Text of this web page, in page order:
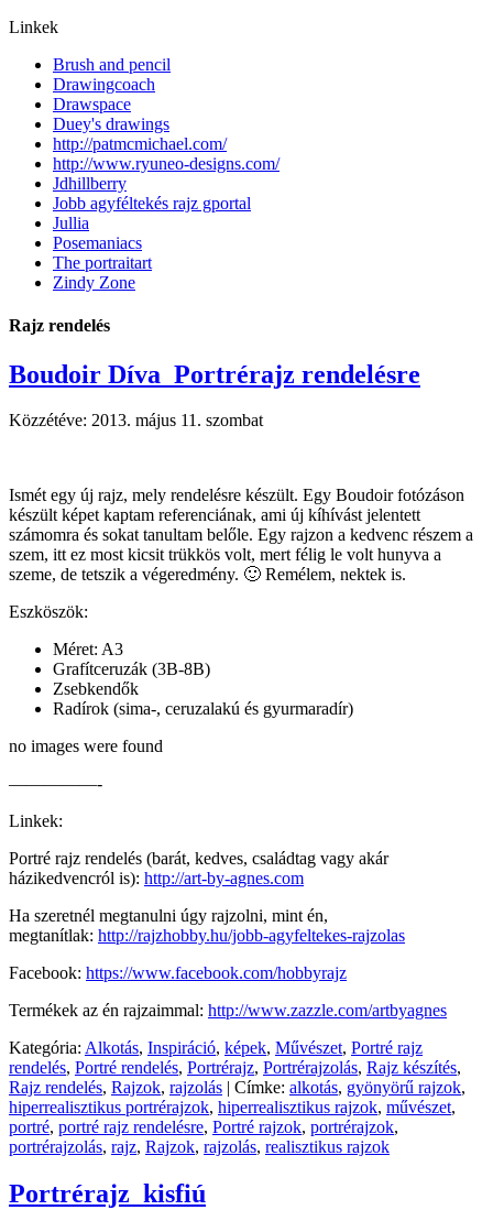
Linkek
Brush and pencil
Drawingcoach
Drawspace
Duey's drawings
http://patmcmichael.com/
http://www.ryuneo-designs.com/
Jdhillberry
Jobb agyféltekés rajz gportal
Jullia
Posemaniacs
The portraitart
Zindy Zone
Rajz rendelés
Boudoir Díva_Portrérajz rendelésre
Közzétéve: 2013. május 11. szombat
Ismét egy új rajz, mely rendelésre készült. Egy Boudoir fotózáson
készült képet kaptam referenciának, ami új kíhívást jelentett
számomra és sokat tanultam belőle. Egy rajzon a kedvenc részem a
szem, itt ez most kicsit trükkös volt, mert félig le volt hunyva a
szeme, de tetszik a végeredmény. 🙂 Remélem, nektek is.
Eszköszök:
Méret: A3
Grafítceruzák (3B-8B)
Zsebkendők
Radírok (sima-, ceruzalakú és gyurmaradír)
no images were found
—————-
Linkek:
Portré rajz rendelés (barát, kedves, családtag vagy akár
házikedvencról is): http://art-by-agnes.com
Ha szeretnél megtanulni úgy rajzolni, mint én,
megtanítlak: http://rajzhobby.hu/jobb-agyfeltekes-rajzolas
Facebook: https://www.facebook.com/hobbyrajz
Termékek az én rajzaimmal: http://www.zazzle.com/artbyagnes
Kategória: Alkotás, Inspiráció, képek, Művészet, Portré rajz
rendelés, Portré rendelés, Portrérajz, Portrérajzolás, Rajz készítés,
Rajz rendelés, Rajzok, rajzolás | Címke: alkotás, gyönyörű rajzok,
hiperrealisztikus portrérajzok, hiperrealisztikus rajzok, művészet,
portré, portré rajz rendelésre, Portré rajzok, portrérajzok,
portrérajzolás, rajz, Rajzok, rajzolás, realisztikus rajzok
Portrérajz_kisfiú